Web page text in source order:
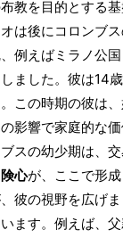
教を目的とする
は後にコロンブ
例えばミラノ公
ました。彼は14
この時期の彼は
影響で家庭的な
スの幼少期は、
心が、ここで形
彼の視野を広げ
ます。例えば、